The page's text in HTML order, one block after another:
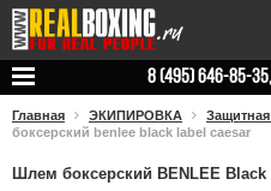
8 (495) 646-85-
Главная ЭКИПИРОВКА
боксерский benlee black label caesar
Шлем боксерский BENLEE Black